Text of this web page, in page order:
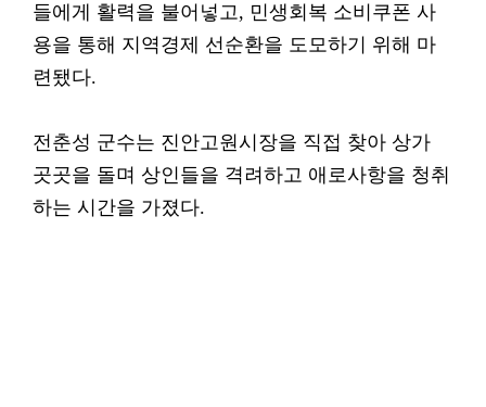
들에게 활력을 불어넣고, 민생회복 소비쿠폰 사
용을 통해 지역경제 선순환을 도모하기 위해 마
련됐다.
전춘성 군수는 진안고원시장을 직접 찾아 상가
곳곳을 돌며 상인들을 격려하고 애로사항을 청취
하는 시간을 가졌다.